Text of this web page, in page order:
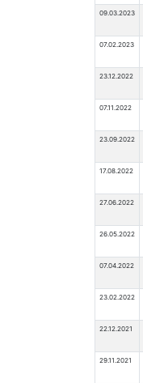
09.03.2023
07.02.2023
23.12.2022
07.11.2022
23.09.2022
17.08.2022
27.06.2022
26.05.2022
07.04.2022
23.02.2022
22.12.2021
29.11.2021